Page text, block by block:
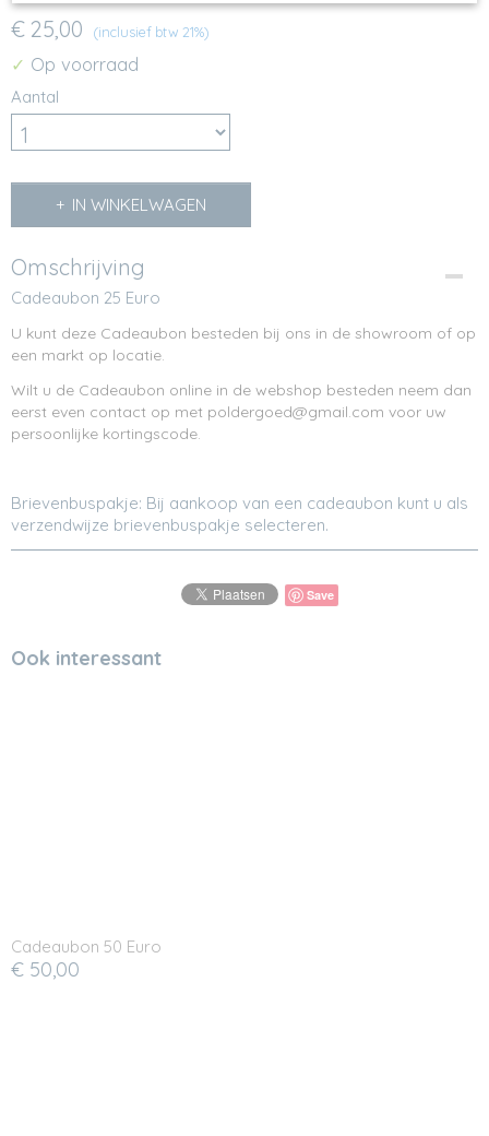
€ 25,00 (inclusief btw 21%)
✓ Op voorraad
Aantal
IN WINKELWAGEN
Omschrijving
Cadeaubon 25 Euro
U kunt deze Cadeaubon besteden bij ons in de showroom of op
een markt op locatie.
Wilt u de Cadeaubon online in de webshop besteden neem dan
eerst even contact op met poldergoed@gmail.com voor uw
persoonlijke kortingscode.
Brievenbuspakje: Bij aankoop van een cadeaubon kunt u als
verzendwijze brievenbuspakje selecteren.
Save
Ook interessant
Cadeaubon 50 Euro
€ 50,00